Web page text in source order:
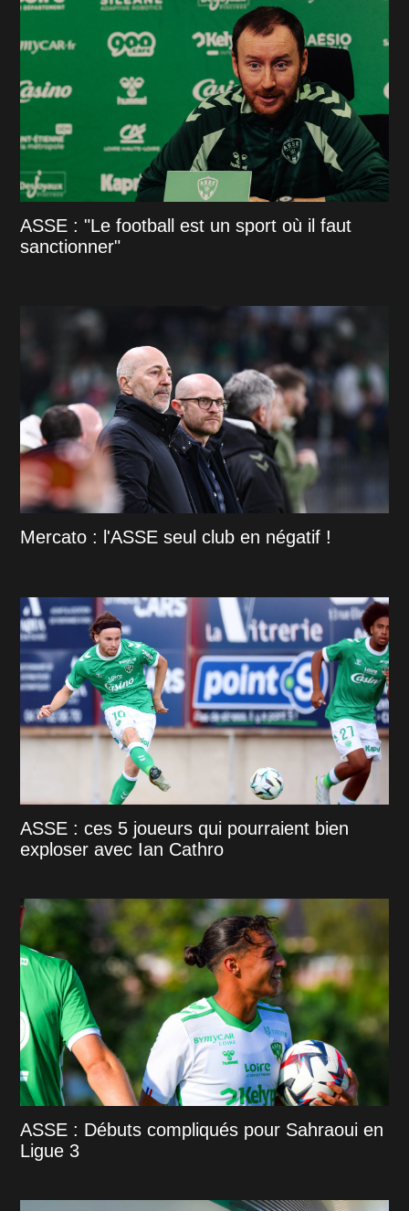
ASSE : "Le football est un sport où il faut
sanctionner"
Mercato : l'ASSE seul club en négatif !
ASSE : ces 5 joueurs qui pourraient bien
exploser avec Ian Cathro
ASSE : Débuts compliqués pour Sahraoui en
Ligue 3